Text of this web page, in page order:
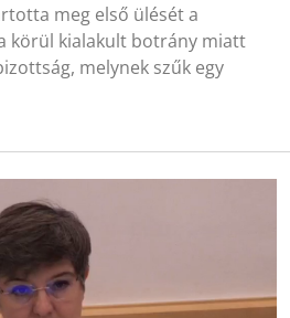
meg első ülését a
körül kialakult botrány miatt
melynek szűk egy